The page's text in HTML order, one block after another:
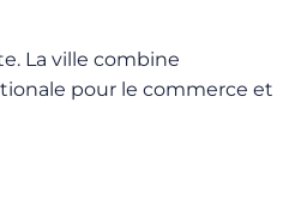
La ville combine
pour le commerce et